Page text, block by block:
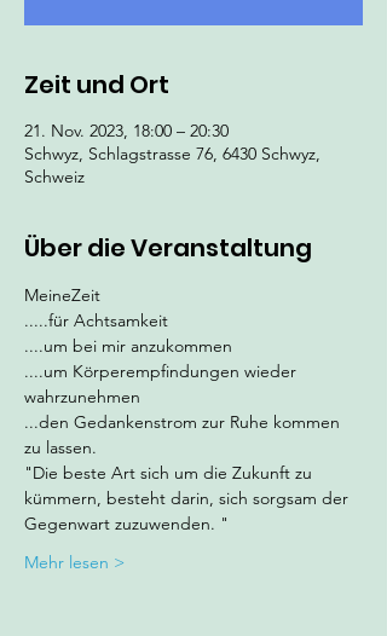
Zeit und Ort
21. Nov. 2023, 18:00 – 20:30
Schwyz, Schlagstrasse 76, 6430 Schwyz,
Schweiz
Über die Veranstaltung
MeineZeit
.....für Achtsamkeit
....um bei mir anzukommen
....um Körperempfindungen wieder
wahrzunehmen
...den Gedankenstrom zur Ruhe kommen
zu lassen.
"Die beste Art sich um die Zukunft zu
kümmern, besteht darin, sich sorgsam der
Gegenwart zuzuwenden. "
Mehr lesen >